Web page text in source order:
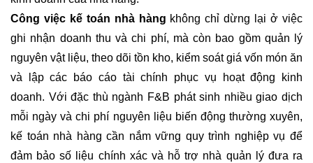
Công việc kế toán nhà hàng không chỉ dừng lại ở việc
ghi nhận doanh thu và chi phí, mà còn bao gồm quản lý
nguyên vật liệu, theo dõi tồn kho, kiểm soát giá vốn món ăn
và lập các báo cáo tài chính phục vụ hoạt động kinh
doanh. Với đặc thù ngành F&B phát sinh nhiều giao dịch
mỗi ngày và chi phí nguyên liệu biến động thường xuyên,
kế toán nhà hàng cần nắm vững quy trình nghiệp vụ để
đảm bảo số liệu chính xác và hỗ trợ nhà quản lý đưa ra